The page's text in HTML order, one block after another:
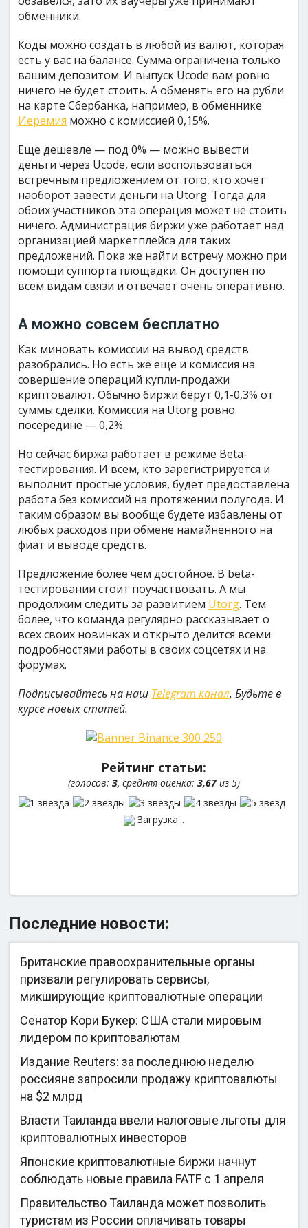
обменники.
Коды можно создать в любой из валют, которая
есть у вас на балансе. Сумма ограничена только
вашим депозитом. И выпуск Ucode вам ровно
ничего не будет стоить. А обменять его на рубли
на карте Сбербанка, например, в обменнике
Иеремия можно с комиссией 0,15%.
Еще дешевле — под 0% — можно вывести
деньги через Ucode, если воспользоваться
встречным предложением от того, кто хочет
наоборот завести деньги на Utorg. Тогда для
обоих участников эта операция может не стоить
ничего. Администрация биржи уже работает над
организацией маркетплейса для таких
предложений. Пока же найти встречу можно при
помощи суппорта площадки. Он доступен по
всем видам связи и отвечает очень оперативно.
А можно совсем бесплатно
Как миновать комиссии на вывод средств
разобрались. Но есть же еще и комиссия на
совершение операций купли-продажи
криптовалют. Обычно биржи берут 0,1-0,3% от
суммы сделки. Комиссия на Utorg ровно
посередине — 0,2%.
Но сейчас биржа работает в режиме Beta-
тестирования. И всем, кто зарегистрируется и
выполнит простые условия, будет предоставлена
работа без комиссий на протяжении полугода. И
таким образом вы вообще будете избавлены от
любых расходов при обмене намайненного на
фиат и выводе средств.
Предложение более чем достойное. В beta-
тестировании стоит поучаствовать. А мы
продолжим следить за развитием Utorg. Тем
более, что команда регулярно рассказывает о
всех своих новинках и открыто делится всеми
подробностями работы в своих соцсетях и на
форумах.
Подписывайтесь на наш Telegram канал. Будьте в
курсе новых статей.
Рейтинг статьи:
(голосов: 3, средняя оценка: 3,67из 5)
Загрузка...
Последние новости:
Британские правоохранительные органы
призвали регулировать сервисы,
микширующие криптовалютные операции
Сенатор Кори Букер: США стали мировым
лидером по криптовалютам
Издание Reuters: за последнюю неделю
россияне запросили продажу криптовалюты
на $2 млрд
Власти Таиланда ввели налоговые льготы для
криптовалютных инвесторов
Японские криптовалютные биржи начнут
соблюдать новые правила FATF с 1 апреля
Правительство Таиланда может позволить
туристам из России оплачивать товары